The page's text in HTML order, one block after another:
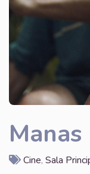
Manas
Cine, Sala